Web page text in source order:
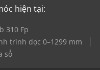
hiện tại:
310 Fp
trình dọc 0–1299 mm
sổ